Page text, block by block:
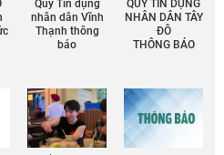
Quỹ Tín dụng
nhân dân Vĩnh
Thạnh thông
báo
QUỸ TÍN DỤNG
NHÂN DÂN TÂY
ĐÔ
THÔNG BÁO